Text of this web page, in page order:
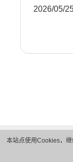
本站点使用Cookies，
2026/05/